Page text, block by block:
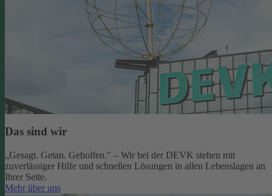
Das sind wir
„Gesagt. Getan. Geholfen." – Wir bei der DEVK stehen mit
zuverlässiger Hilfe und schnellen Lösungen in allen Lebenslagen an
Ihrer Seite.
Mehr über uns